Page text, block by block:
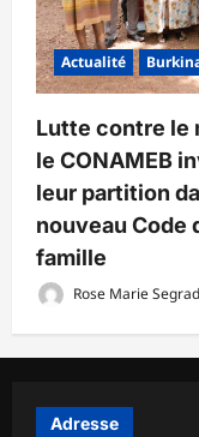
Actualité
Lutte contre le
le CONAMEB
leur partition
nouveau Code
famille
Rose Marie
Adresse